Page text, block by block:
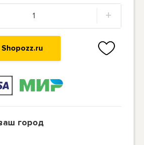
+
Shopozz.ru
город